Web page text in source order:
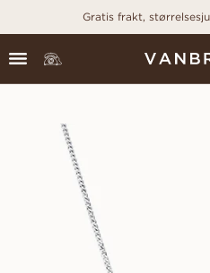
Gratis frakt,